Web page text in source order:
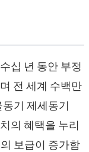
십 년 동안 부정
전 세계 수백만
기 제세동기
의 혜택을 누리
보급이 증가함